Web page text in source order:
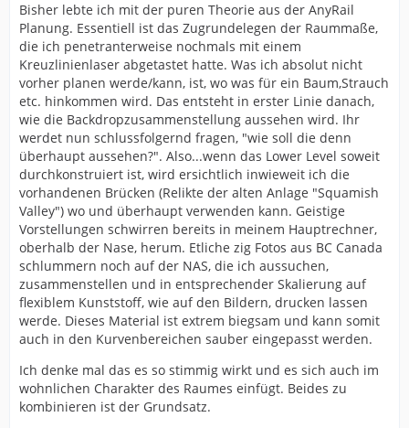
Bisher lebte ich mit der puren Theorie aus der AnyRail
Planung. Essentiell ist das Zugrundelegen der Raummaße,
die ich penetranterweise nochmals mit einem
Kreuzlinienlaser abgetastet hatte. Was ich absolut nicht
vorher planen werde/kann, ist, wo was für ein Baum,Strauch
etc. hinkommen wird. Das entsteht in erster Linie danach,
wie die Backdropzusammenstellung aussehen wird. Ihr
werdet nun schlussfolgernd fragen, "wie soll die denn
überhaupt aussehen?". Also...wenn das Lower Level soweit
durchkonstruiert ist, wird ersichtlich inwieweit ich die
vorhandenen Brücken (Relikte der alten Anlage "Squamish
Valley") wo und überhaupt verwenden kann. Geistige
Vorstellungen schwirren bereits in meinem Hauptrechner,
oberhalb der Nase, herum. Etliche zig Fotos aus BC Canada
schlummern noch auf der NAS, die ich aussuchen,
zusammenstellen und in entsprechender Skalierung auf
flexiblem Kunststoff, wie auf den Bildern, drucken lassen
werde. Dieses Material ist extrem biegsam und kann somit
auch in den Kurvenbereichen sauber eingepasst werden.
Ich denke mal das es so stimmig wirkt und es sich auch im
wohnlichen Charakter des Raumes einfügt. Beides zu
kombinieren ist der Grundsatz.